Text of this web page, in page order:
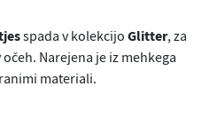
spada v kolekcijo Glitter, za
Narejena je iz mehkega
materiali.